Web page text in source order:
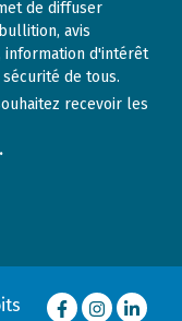
de diffuser
avis
information d'intérêt
de tous.
recevoir les
Facebook
Instagram